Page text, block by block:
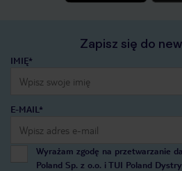
Zapisz się do
IMIĘ*
E-MAIL*
Wyrażam zgodę na przetwarzanie
Poland Sp. z o.o. i TUI Poland